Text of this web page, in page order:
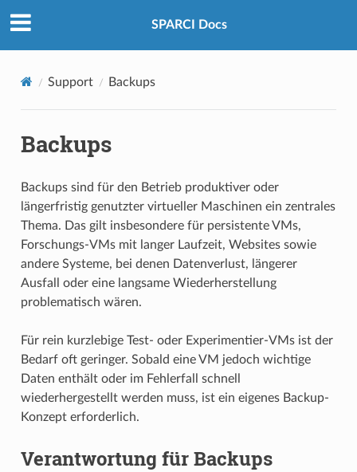
SPARCI Docs
Support Backups
Backups
Backups sind für den Betrieb produktiver oder
längerfristig genutzter virtueller Maschinen ein zentrales
Thema. Das gilt insbesondere für persistente VMs,
Forschungs-VMs mit langer Laufzeit, Websites sowie
andere Systeme, bei denen Datenverlust, längerer
Ausfall oder eine langsame Wiederherstellung
problematisch wären.
Für rein kurzlebige Test- oder Experimentier-VMs ist der
Bedarf oft geringer. Sobald eine VM jedoch wichtige
Daten enthält oder im Fehlerfall schnell
wiederhergestellt werden muss, ist ein eigenes Backup-
Konzept erforderlich.
Verantwortung für Backups